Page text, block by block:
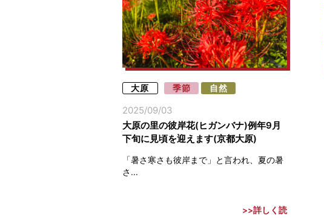
大原 季節 自然
2025/09/03
大原の里の彼岸花(ヒガンバナ)例年9月
下旬に見頃を迎えます(京都大原)
「暑さ寒さも彼岸まで」と言われ、夏の暑
さ...
詳しく読